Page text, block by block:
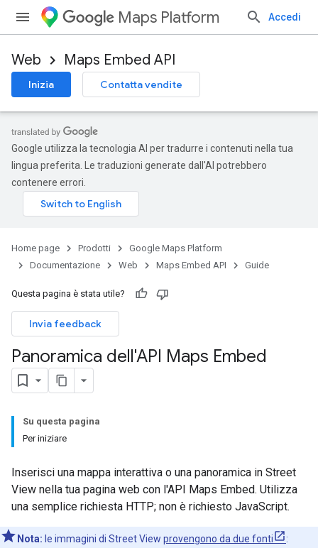
Maps Platform Accedi
Web Maps Embed API
Inizia Contatta vendite
Google utilizza la tecnologia AI per tradurre i contenuti nella tua
lingua preferita. Le traduzioni generate dall'AI potrebbero
contenere errori.
Home page Prodotti
Google Maps Platform
Documentazione
Web Maps Embed API Guide
Questa pagina è stata utile?
Invia feedback
Panoramica dell'API Maps Embed
Su questa pagina
Per iniziare
Inserisci una mappa interattiva o una panoramica in Street
View nella tua pagina web con l'API Maps Embed. Utilizza
una semplice richiesta HTTP; non è richiesto JavaScript.
Nota: le immagini di Street View provengono da due fonti
: